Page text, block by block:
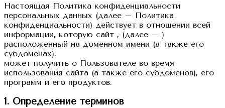
Настоящая Политика конфиденциальности
персональных данных (далее – Политика
конфиденциальности) действует в отношении всей
информации, которую сайт , (далее – )
расположенный на доменном имени (а также его
субдоменах),
может получить о Пользователе во время
использования сайта (а также его субдоменов), его
программ и его продуктов.
1. Определение терминов